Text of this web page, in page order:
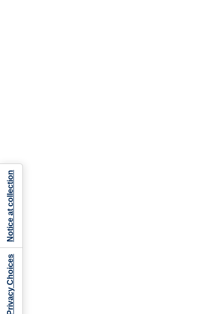
Your Privacy Choices
Notice at collection